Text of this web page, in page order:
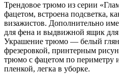
Трендовое трюмо из серии
фацетом, встроена подсветка,
визажистов. Дополнительно
для фена и выдвижной ящик
Украшение трюмо — белый
фрезеровкой, принтерным
трюмо с фацетом по периметру
пленкой, легка в уборке.